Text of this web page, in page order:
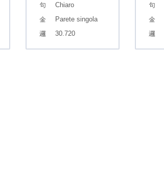
Chiaro
Parete singola
30.720